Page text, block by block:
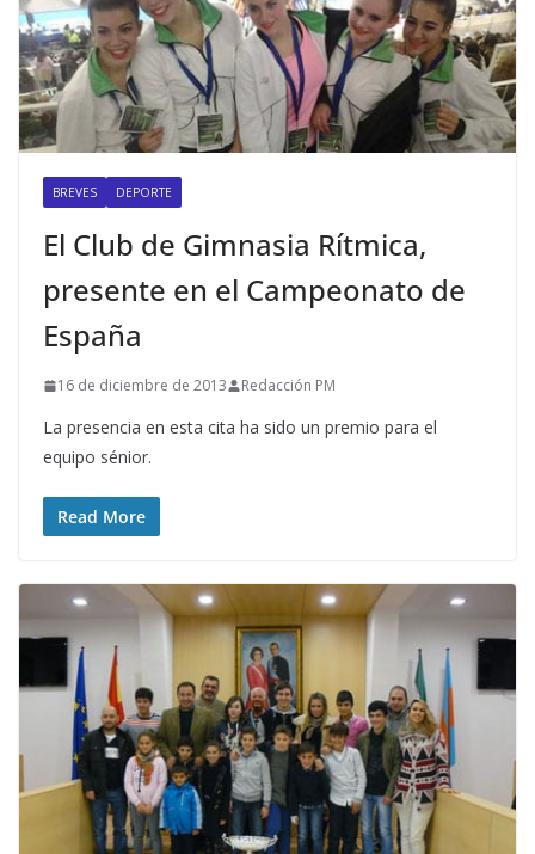
BREVES DEPORTE
El Club de Gimnasia Rítmica,
presente en el Campeonato de
España
16 de diciembre de 2013 Redacción PM
La presencia en esta cita ha sido un premio para el
equipo sénior.
Read More